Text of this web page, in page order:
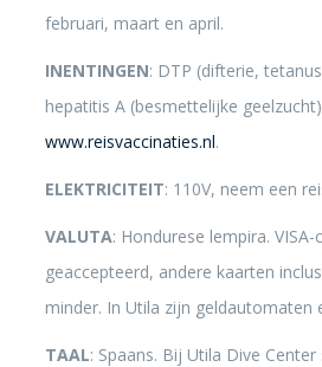
februari, maart en april.
INENTINGEN: DTP (difterie,
hepatitis A (besmettelijke
www.reisvaccinaties.nl.
ELEKTRICITEIT: 110V, neem een
VALUTA: Hondurese lempira.
geaccepteerd, andere kaarten
minder. In Utila zijn geldautomaten
TAAL: Spaans. Bij Utila Dive